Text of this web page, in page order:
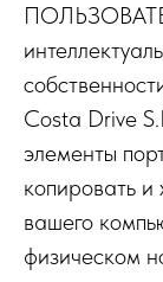
Costa Drive
элементы
копировать
вашего
физическом